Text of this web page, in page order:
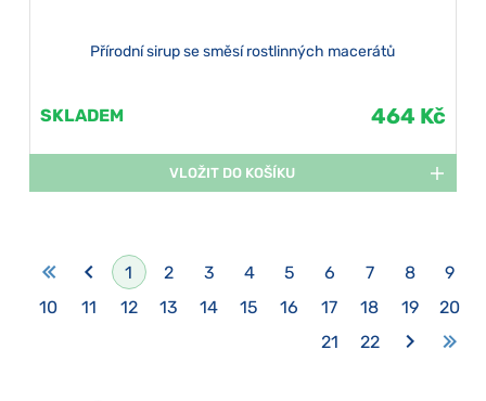
Přírodní sirup se směsí rostlinných macerátů
SKLADEM 464 Kč
VLOŽIT DO KOŠÍKU
1 2 3 4 5 6 7 8
9
10
11 12 13 14 15 16 17 18 19
20
21
22